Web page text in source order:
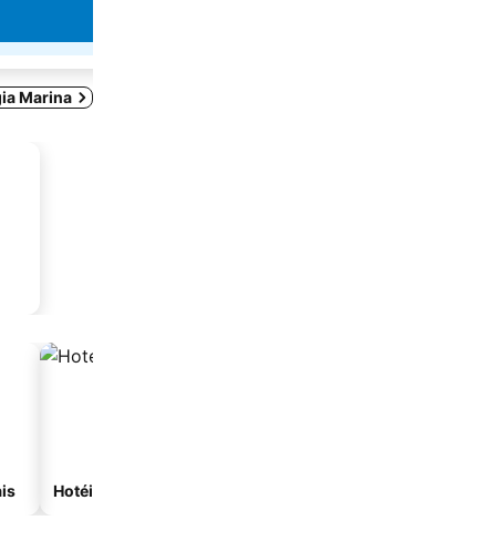
Marina
Hotéis com spa